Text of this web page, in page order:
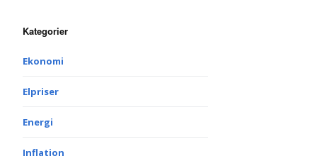
Kategorier
Ekonomi
Elpriser
Energi
Inflation